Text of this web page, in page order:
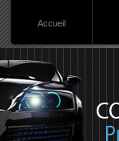
Accueil